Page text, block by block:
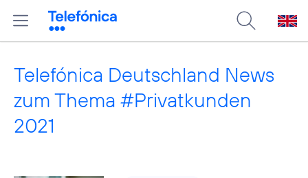
Telefónica Deutschland News
zum Thema #Privatkunden
2021